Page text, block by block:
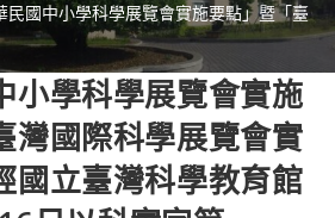
民國中小學科學展覽會實施要點」暨「臺
小學科學展覽會實施
灣國際科學展覽會實
國立臺灣科學教育館